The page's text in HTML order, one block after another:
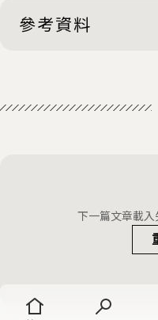
參考資料
Bank
Israeli
下一篇文章載